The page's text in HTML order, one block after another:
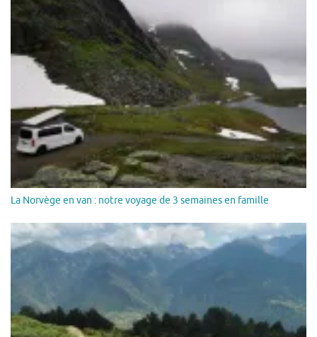
La Norvège en van : notre voyage de 3 semaines en famille